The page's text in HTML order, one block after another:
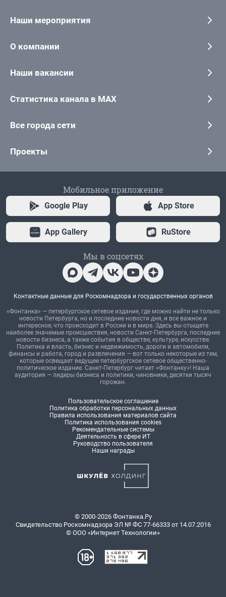
Наши мероприятия
О компании
Наши вакансии
Статистика канала в MAX
Все города сети
Проекты
Мобильное приложение
Google Play App Store
App Gallery RuStore
Мы в соцсетях
Контактные данные для Роскомнадзора и государственных органов
«Фонтанка» — петербургское сетевое издание, где можно найти не только
новости Петербурга, но и последние новости дня, и все важное и
интересное, что происходит в России и в мире. Здесь вы отыщете
наиболее значимые происшествия, новости Санкт-Петербурга, последние
новости бизнеса, а также события в обществе, культуре, искусстве.
Политика и власть, бизнес и недвижимость, дороги и автомобили,
финансы и работа, город и развлечения — вот только некоторые из тем,
которые освещает ведущее петербургское сетевое общественно-
политическое издание. Санкт-Петербург читает «Фонтанку»! Наша
аудитория — лидеры бизнеса и политики, чиновники, десятки тысяч
горожан.
Пользовательское соглашение
Политика обработки персональных данных
Правила использования материалов сайта
Политика использования cookies
Рекомендательные системы
Деятельность в сфере ИТ
Руководство пользователя
Наши награды
© 2000-2026 Фонтанка.Ру
Свидетельство Роскомнадзора ЭЛ № ФС 77-66333 от 14.07.2016
© ООО «Интернет Технологии»